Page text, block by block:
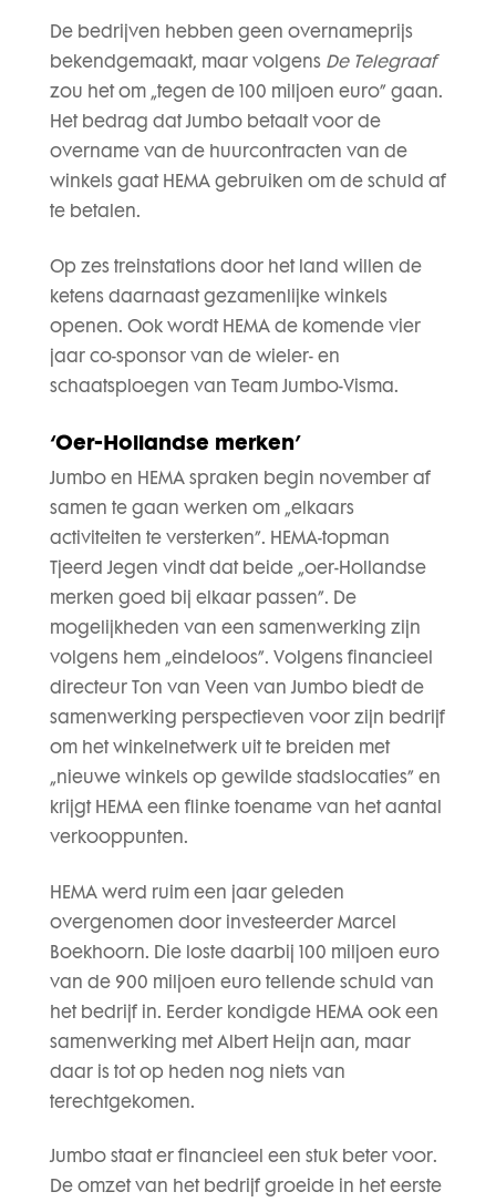
De bedrijven hebben geen overnameprijs
bekendgemaakt, maar volgens De Telegraaf
zou het om „tegen de 100 miljoen euro” gaan.
Het bedrag dat Jumbo betaalt voor de
overname van de huurcontracten van de
winkels gaat HEMA gebruiken om de schuld af
te betalen.
Op zes treinstations door het land willen de
ketens daarnaast gezamenlijke winkels
openen. Ook wordt HEMA de komende vier
jaar co-sponsor van de wieler- en
schaatsploegen van Team Jumbo-Visma.
‘Oer-Hollandse merken’
Jumbo en HEMA spraken begin november af
samen te gaan werken om „elkaars
activiteiten te versterken”. HEMA-topman
Tjeerd Jegen vindt dat beide „oer-Hollandse
merken goed bij elkaar passen”. De
mogelijkheden van een samenwerking zijn
volgens hem „eindeloos”. Volgens financieel
directeur Ton van Veen van Jumbo biedt de
samenwerking perspectieven voor zijn bedrijf
om het winkelnetwerk uit te breiden met
„nieuwe winkels op gewilde stadslocaties” en
krijgt HEMA een flinke toename van het aantal
verkooppunten.
HEMA werd ruim een jaar geleden
overgenomen door investeerder Marcel
Boekhoorn. Die loste daarbij 100 miljoen euro
van de 900 miljoen euro tellende schuld van
het bedrijf in. Eerder kondigde HEMA ook een
samenwerking met Albert Heijn aan, maar
daar is tot op heden nog niets van
terechtgekomen.
Jumbo staat er financieel een stuk beter voor.
De omzet van het bedrijf groeide in het eerste